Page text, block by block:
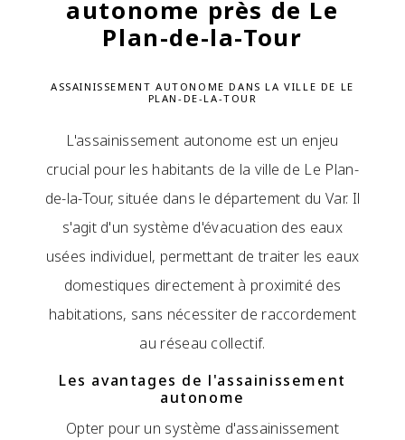
autonome près de Le
Plan-de-la-Tour
ASSAINISSEMENT AUTONOME DANS LA VILLE DE LE
PLAN-DE-LA-TOUR
L'assainissement autonome est un enjeu
crucial pour les habitants de la ville de Le Plan-
de-la-Tour, située dans le département du Var. Il
s'agit d'un système d'évacuation des eaux
usées individuel, permettant de traiter les eaux
domestiques directement à proximité des
habitations, sans nécessiter de raccordement
au réseau collectif.
Les avantages de l'assainissement
autonome
Opter pour un système d'assainissement